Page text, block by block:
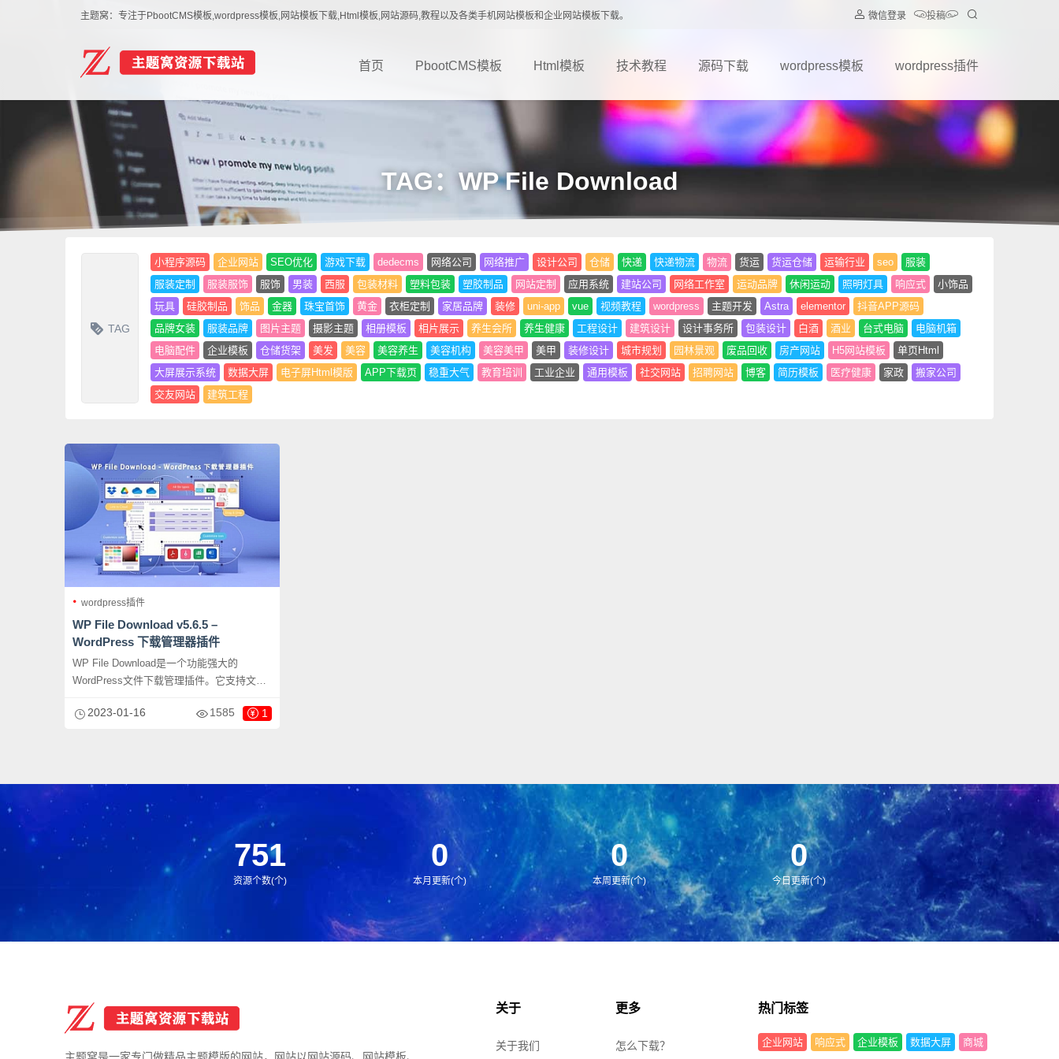
主题窝：专注于PbootCMS模板,wordpress模板,网站模板下载,Html模板,网站源码,教程以及各类手机网站模板和企业网站模板下载。 微信登录 投稿
首页 PbootCMS模板 Html模板 技术教程 源码下载 wordpress模板 wordpress插件
TAG：WP File Download
TAG
小程序源码 企业网站 SEO优化 游戏下载 dedecms 网络公司 网络推广 设计公司 仓储 快递 快递物流 物流 货运 货运仓储 运输行业 seo
服装
服装定制
服装服饰 服饰 男装 西服 包装材料 塑料包装 塑胶制品 网站定制 应用系统 建站公司 网络工作室 运动品牌 休闲运动 照明灯具 响应式
小饰品
玩具
硅胶制品 饰品 金器 珠宝首饰 黄金 衣柜定制 家居品牌 装修 uni-app vue 视频教程 wordpress 主题开发 Astra elementor
抖音APP源码
品牌女装
服装品牌 图片主题 摄影主题 相册模板 相片展示 养生会所 养生健康 工程设计 建筑设计 设计事务所 包装设计 白酒 酒业 台式电脑
电脑机箱
电脑配件
企业模板 仓储货架 美发 美容 美容养生 美容机构 美容美甲 美甲 装修设计 城市规划 园林景观 废品回收 房产网站 H5网站模板
单页Html
大屏展示系统
数据大屏 电子屏Html模版 APP下载页 稳重大气 教育培训 工业企业 通用模板 社交网站 招聘网站 博客 简历模板 医疗健康 家政
搬家公司
交友网站
建筑工程
wordpress插件
WP File Download v5.6.5 –
WordPress 下载管理器插件
WP File Download是一个功能强大的
WordPress文件下载管理插件。它支持文件
件。同时也支持下载管理功能，可以跟踪和
同步，可以方便的管理您的云端文件。这款
插件特别适合用来管理大量的文件下载，是
一款非常不错的选择。
2023-01-16 1585 1
751
资源个数(个)
0
本月更新(个)
0
本周更新(个)
0
今日更新(个)
关于
关于我们
更多
怎么下载？
热门标签
企业网站 响应式 企业模板 数据大屏 商城